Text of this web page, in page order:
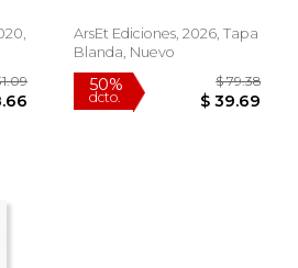
ArsEt Ediciones, 2026, Tapa
Blanda, Nuevo